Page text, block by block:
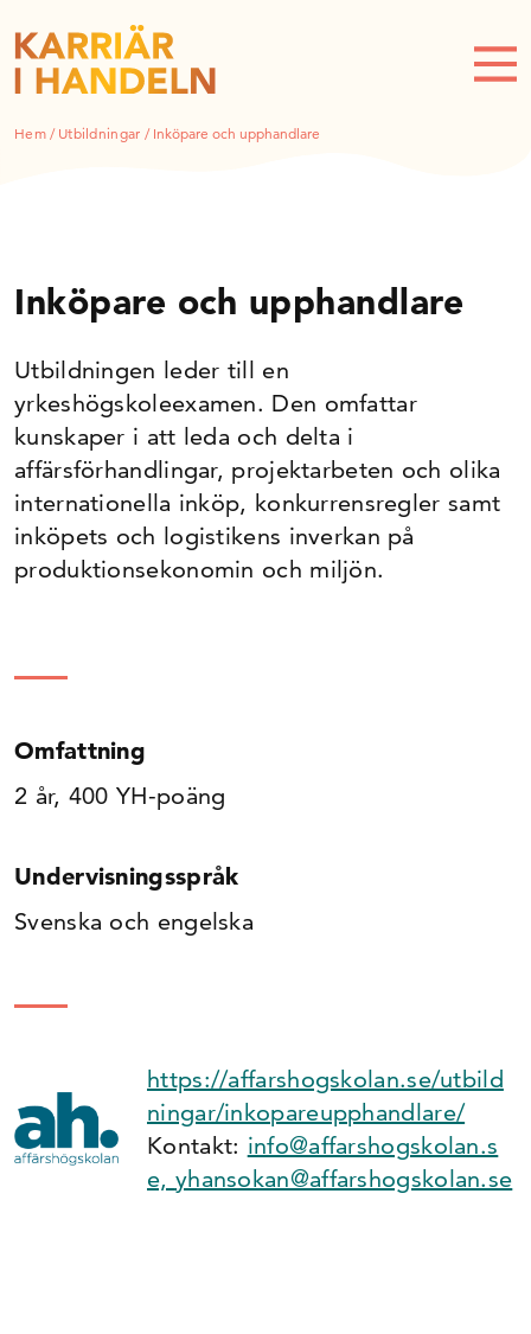
Hem/ Utbildningar / Inköpare och upphandlare
Inköpare och upphandlare
Utbildningen leder till en
yrkeshögskoleexamen. Den omfattar
kunskaper i att leda och delta i
affärsförhandlingar, projektarbeten och olika
internationella inköp, konkurrensregler samt
inköpets och logistikens inverkan på
produktionsekonomin och miljön.
Omfattning
2 år, 400 YH-poäng
Undervisningsspråk
Svenska och engelska
https://affarshogskolan.se/utbild
ningar/inkopareupphandlare/
Kontakt: info@affarshogskolan.s
e, yhansokan@affarshogskolan.se